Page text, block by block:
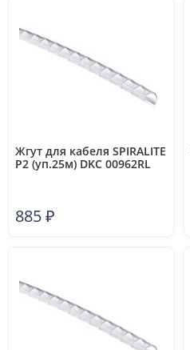
Жгут для кабеля SPIRALITE
P2 (уп.25м) DKC 00962RL
885₽